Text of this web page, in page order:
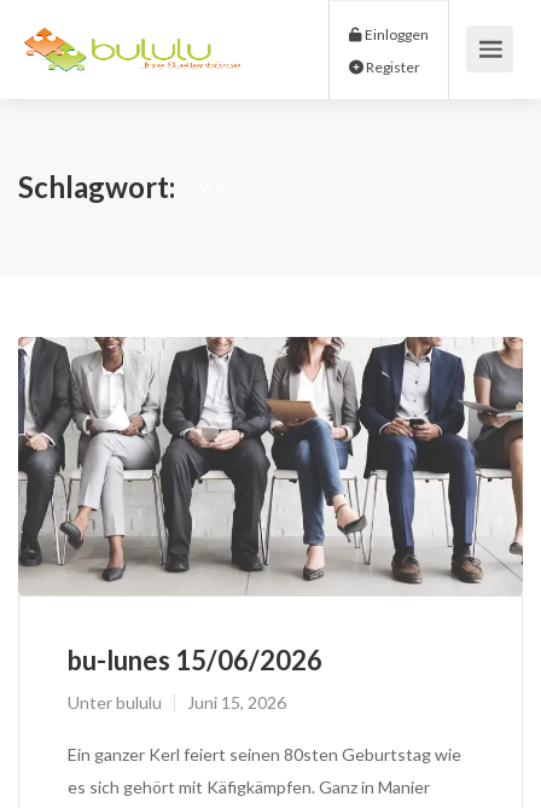
Einloggen
Schlagwort:
bu-lunes 15/06/2026
Unterbululu Juni 15, 2026
Ein ganzer Kerl feiert seinen 80sten Geburtstag wie
es sich gehört mit Käfigkämpfen. Ganz in Manier